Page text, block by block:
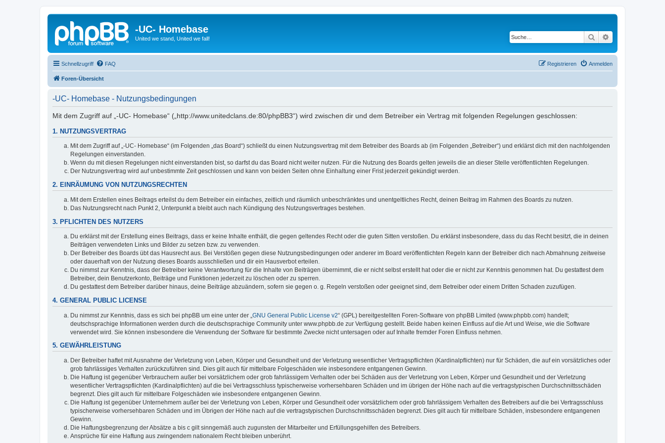
-UC- Homebase
United we stand, United we fall! Suche
Schnellzugriff FAQ Anmelden
Registrieren
Foren-Übersicht
-UC- Homebase - Nutzungsbedingungen
Mit dem Zugriff auf „-UC- Homebase“ („http://www.unitedclans.de:80/phpBB3“) wird zwischen dir und dem Betreiber ein Vertrag mit folgenden Regelungen geschlossen:
1. NUTZUNGSVERTRAG
Mit dem Zugriff auf „-UC- Homebase“ (im Folgenden „das Board“) schließt du einen Nutzungsvertrag mit dem Betreiber des Boards ab (im Folgenden „Betreiber“) und erklärst dich mit den nachfolgenden
Regelungen einverstanden.
Wenn du mit diesen Regelungen nicht einverstanden bist, so darfst du das Board nicht weiter nutzen. Für die Nutzung des Boards gelten jeweils die an dieser Stelle veröffentlichten Regelungen.
Der Nutzungsvertrag wird auf unbestimmte Zeit geschlossen und kann von beiden Seiten ohne Einhaltung einer Frist jederzeit gekündigt werden.
2. EINRÄUMUNG VON NUTZUNGSRECHTEN
Mit dem Erstellen eines Beitrags erteilst du dem Betreiber ein einfaches, zeitlich und räumlich unbeschränktes und unentgeltliches Recht, deinen Beitrag im Rahmen des Boards zu nutzen.
Das Nutzungsrecht nach Punkt 2, Unterpunkt a bleibt auch nach Kündigung des Nutzungsvertrages bestehen.
3. PFLICHTEN DES NUTZERS
Du erklärst mit der Erstellung eines Beitrags, dass er keine Inhalte enthält, die gegen geltendes Recht oder die guten Sitten verstoßen. Du erklärst insbesondere, dass du das Recht besitzt, die in deinen
Beiträgen verwendeten Links und Bilder zu setzen bzw. zu verwenden.
Der Betreiber des Boards übt das Hausrecht aus. Bei Verstößen gegen diese Nutzungsbedingungen oder anderer im Board veröffentlichten Regeln kann der Betreiber dich nach Abmahnung zeitweise
oder dauerhaft von der Nutzung dieses Boards ausschließen und dir ein Hausverbot erteilen.
Du nimmst zur Kenntnis, dass der Betreiber keine Verantwortung für die Inhalte von Beiträgen übernimmt, die er nicht selbst erstellt hat oder die er nicht zur Kenntnis genommen hat. Du gestattest dem
Betreiber, dein Benutzerkonto, Beiträge und Funktionen jederzeit zu löschen oder zu sperren.
Du gestattest dem Betreiber darüber hinaus, deine Beiträge abzuändern, sofern sie gegen o. g. Regeln verstoßen oder geeignet sind, dem Betreiber oder einem Dritten Schaden zuzufügen.
4. GENERAL PUBLIC LICENSE
Du nimmst zur Kenntnis, dass es sich bei phpBB um eine unter der „ GNU General Public License v2“ (GPL) bereitgestellten Foren-Software von phpBB Limited (www.phpbb.com) handelt;
deutschsprachige Informationen werden durch die deutschsprachige Community unter www.phpbb.de zur Verfügung gestellt. Beide haben keinen Einfluss auf die Art und Weise, wie die Software
verwendet wird. Sie können insbesondere die Verwendung der Software für bestimmte Zwecke nicht untersagen oder auf Inhalte fremder Foren Einfluss nehmen.
5. GEWÄHRLEISTUNG
Der Betreiber haftet mit Ausnahme der Verletzung von Leben, Körper und Gesundheit und der Verletzung wesentlicher Vertragspflichten (Kardinalpflichten) nur für Schäden, die auf ein vorsätzliches oder
grob fahrlässiges Verhalten zurückzuführen sind. Dies gilt auch für mittelbare Folgeschäden wie insbesondere entgangenen Gewinn.
Die Haftung ist gegenüber Verbrauchern außer bei vorsätzlichem oder grob fahrlässigem Verhalten oder bei Schäden aus der Verletzung von Leben, Körper und Gesundheit und der Verletzung
wesentlicher Vertragspflichten (Kardinalpflichten) auf die bei Vertragsschluss typischerweise vorhersehbaren Schäden und im übrigen der Höhe nach auf die vertragstypischen Durchschnittsschäden
begrenzt. Dies gilt auch für mittelbare Folgeschäden wie insbesondere entgangenen Gewinn.
Die Haftung ist gegenüber Unternehmern außer bei der Verletzung von Leben, Körper und Gesundheit oder vorsätzlichem oder grob fahrlässigem Verhalten des Betreibers auf die bei Vertragsschluss
typischerweise vorhersehbaren Schäden und im Übrigen der Höhe nach auf die vertragstypischen Durchschnittsschäden begrenzt. Dies gilt auch für mittelbare Schäden, insbesondere entgangenen
Gewinn.
Die Haftungsbegrenzung der Absätze a bis c gilt sinngemäß auch zugunsten der Mitarbeiter und Erfüllungsgehilfen des Betreibers.
Ansprüche für eine Haftung aus zwingendem nationalem Recht bleiben unberührt.